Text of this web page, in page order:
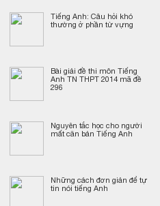
Tiếng Anh: Câu hỏi khó
thường ở phần từ vựng
Bài giải đề thi môn Tiếng
Anh TN THPT 2014 mã đề
296
Nguyên tắc học cho người
mất căn bản Tiếng Anh
Những cách đơn giản để tự
tin nói tiếng Anh